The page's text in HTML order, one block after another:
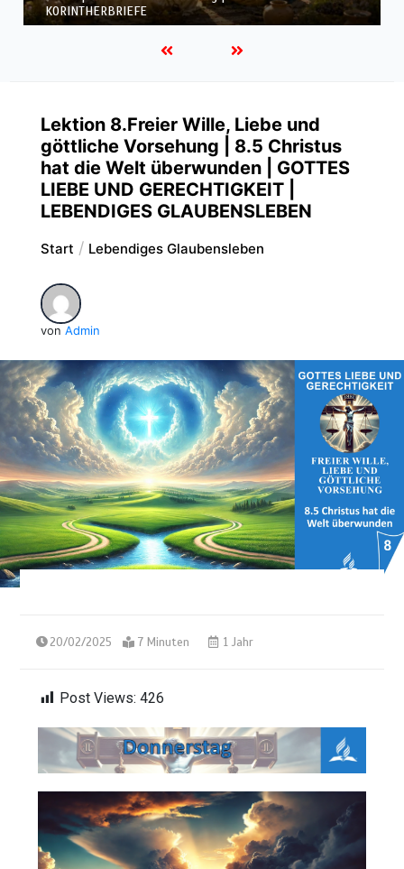
KORINTHERBRIEFE
Lektion 8.Freier Wille, Liebe und
göttliche Vorsehung | 8.5 Christus
hat die Welt überwunden | GOTTES
LIEBE UND GERECHTIGKEIT |
LEBENDIGES GLAUBENSLEBEN
Start Lebendiges Glaubensleben
von Admin
20/02/2025 7 Minuten 1 Jahr
Post Views: 426